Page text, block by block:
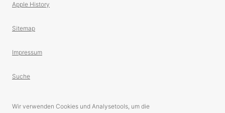
Apple History
Sitemap
Impressum
Suche
Wir verwenden Cookies und Analysetools, um die